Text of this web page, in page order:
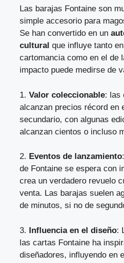
Las barajas Fontaine son
simple accesorio para
Se han convertido en un
cultural que influye tanto
cartomancia como en el de
impacto puede medirse de
1. Valor coleccionable: las
alcanzan precios récord en
secundario, con algunas
alcanzan cientos o incluso
2. Eventos de lanzamiento
de Fontaine se espera con
crea un verdadero revuelo
venta. Las barajas suelen
de minutos, si no de
3. Influencia en el diseño:
las cartas Fontaine ha
diseñadores, influyendo en